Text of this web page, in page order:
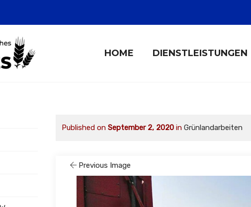
HOME DIENSTLEISTUNGEN
Published onSeptember 2, 2020 inGrünlandarbeiten
Previous Image